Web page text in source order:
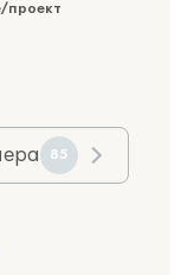
проект
85